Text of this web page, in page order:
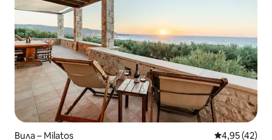
Вила – Milatos Средна
4,95 (42)